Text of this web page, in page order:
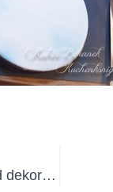
Cake Board dekorieren